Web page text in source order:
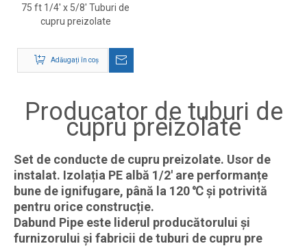
75 ft 1/4' x 5/8' Tuburi de
cupru preizolate
Adăugați în coș
Producator de tuburi de
cupru preizolate
Set de conducte de cupru preizolate. Usor de
instalat. Izolația PE albă 1/2' are performanțe
bune de ignifugare, până la 120 ℃ și potrivită
pentru orice construcție.
Dabund Pipe este liderul producătorului și
furnizorului și fabricii de tuburi de cupru pre